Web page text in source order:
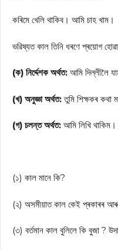
কৰিমে খেলি থাকিব। আমি চাহ খাম।
ভৱিষ্যত কাল তিনি ধৰণে প্ৰয়োগ
(ক) নিৰ্দ্দেশক অৰ্থত: আমি দিল্লীলৈ
(খ) অনুজ্ঞা অৰ্থত:তুমি শিক্ষকৰ কথা
(গ) চলন্ত অৰ্থত: আমি লিখি
(১) কাল মানে কি?
(২) অসমীয়াত কাল কেই প্ৰকাৰৰ
(৩) বৰ্তমান কাল বুলিলে কি বুজা ?